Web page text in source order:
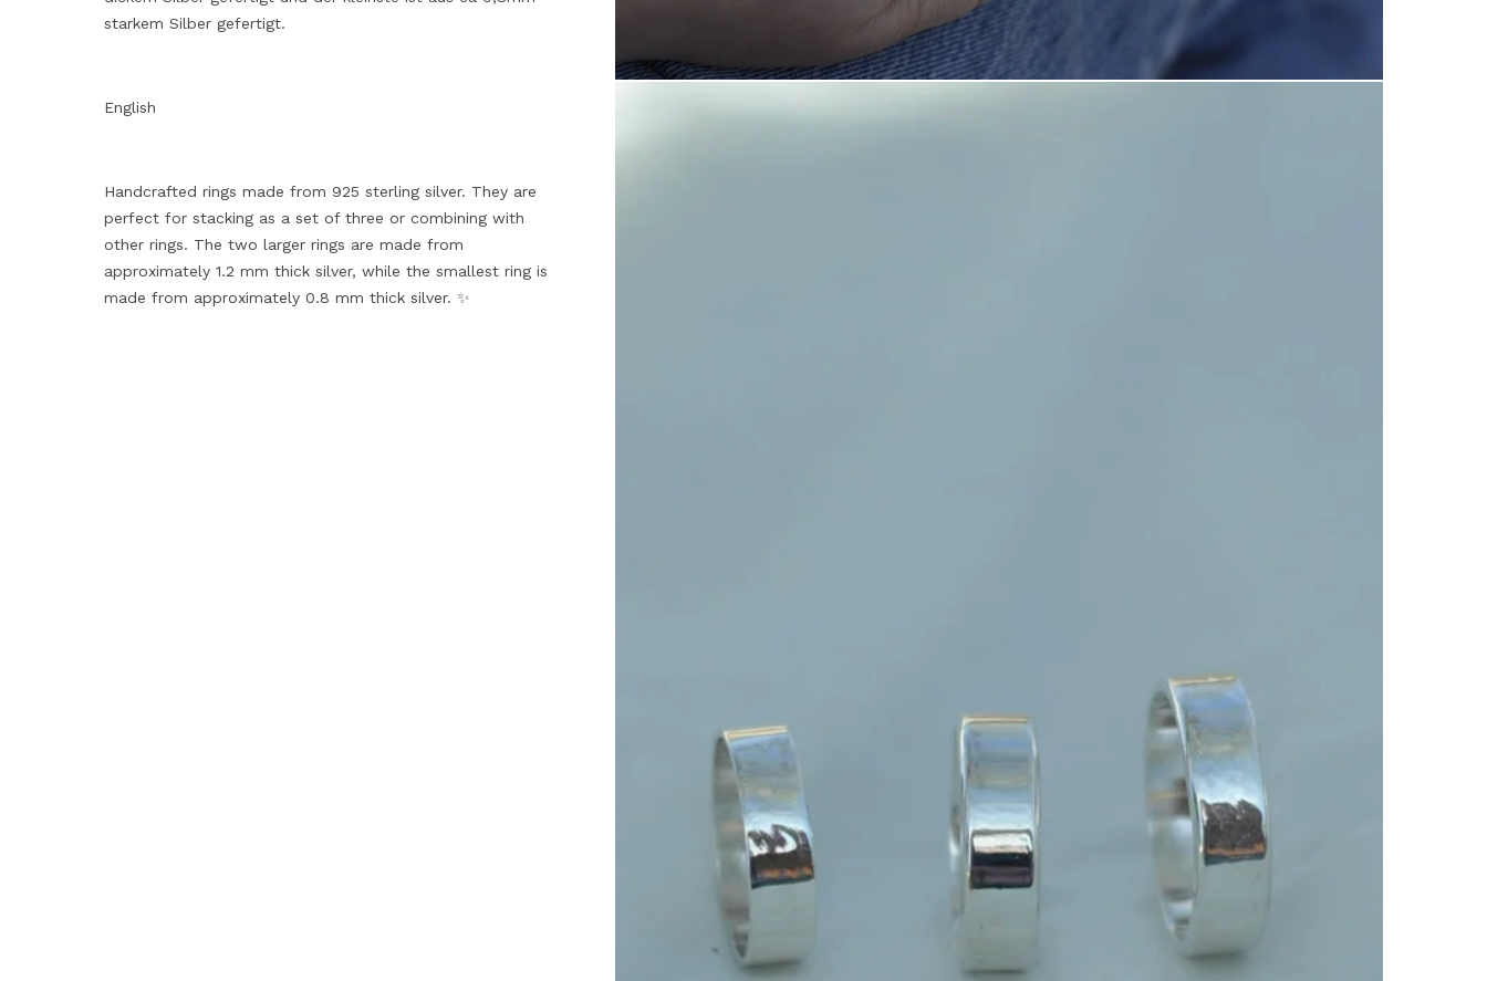
starkem Silber gefertigt.
English
Handcrafted rings made from 925 sterling silver. They are
perfect for stacking as a set of three or combining with
other rings. The two larger rings are made from
approximately 1.2 mm thick silver, while the smallest ring is
made from approximately 0.8 mm thick silver. ✨